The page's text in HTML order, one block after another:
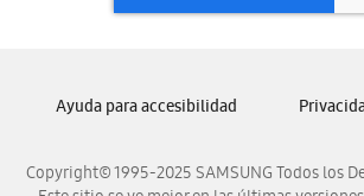
Samsung Panamá
Samsung Venezuela
Copyright© 1995-2025 SAMSUNG Todos los
Ayuda para accesibilidad